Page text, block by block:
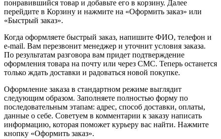
понравившийся товар и добавьте его в корзину. Далее
перейдите в Корзину и нажмите на «Оформить заказ» или
«Быстрый заказ».
Когда оформляете быстрый заказ, напишите ФИО, телефон и
e-mail. Вам перезвонит менеджер и уточнит условия заказа.
По результатам разговора вам придет подтверждение
оформления товара на почту или через СМС. Теперь останется
только ждать доставки и радоваться новой покупке.
Оформление заказа в стандартном режиме выглядит
следующим образом. Заполняете полностью форму по
последовательным этапам: адрес, способ доставки, оплаты,
данные о себе. Советуем в комментарии к заказу написать
информацию, которая поможет курьеру вас найти. Нажмите
кнопку «Оформить заказ».